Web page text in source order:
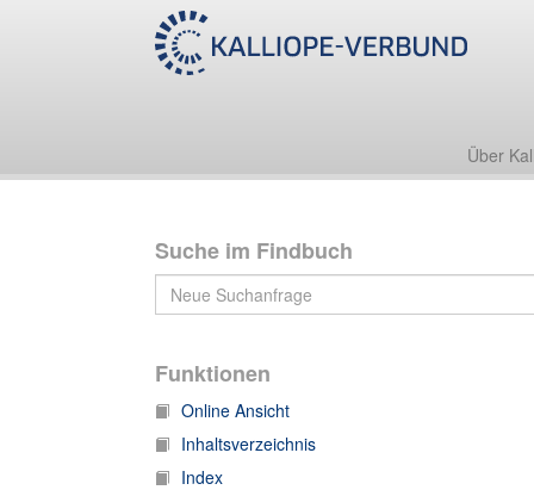
Über
Suche im Findbuch
Funktionen
Online Ansicht
Inhaltsverzeichnis
Index
Archiv Charles Lewinsky
Sammlungen